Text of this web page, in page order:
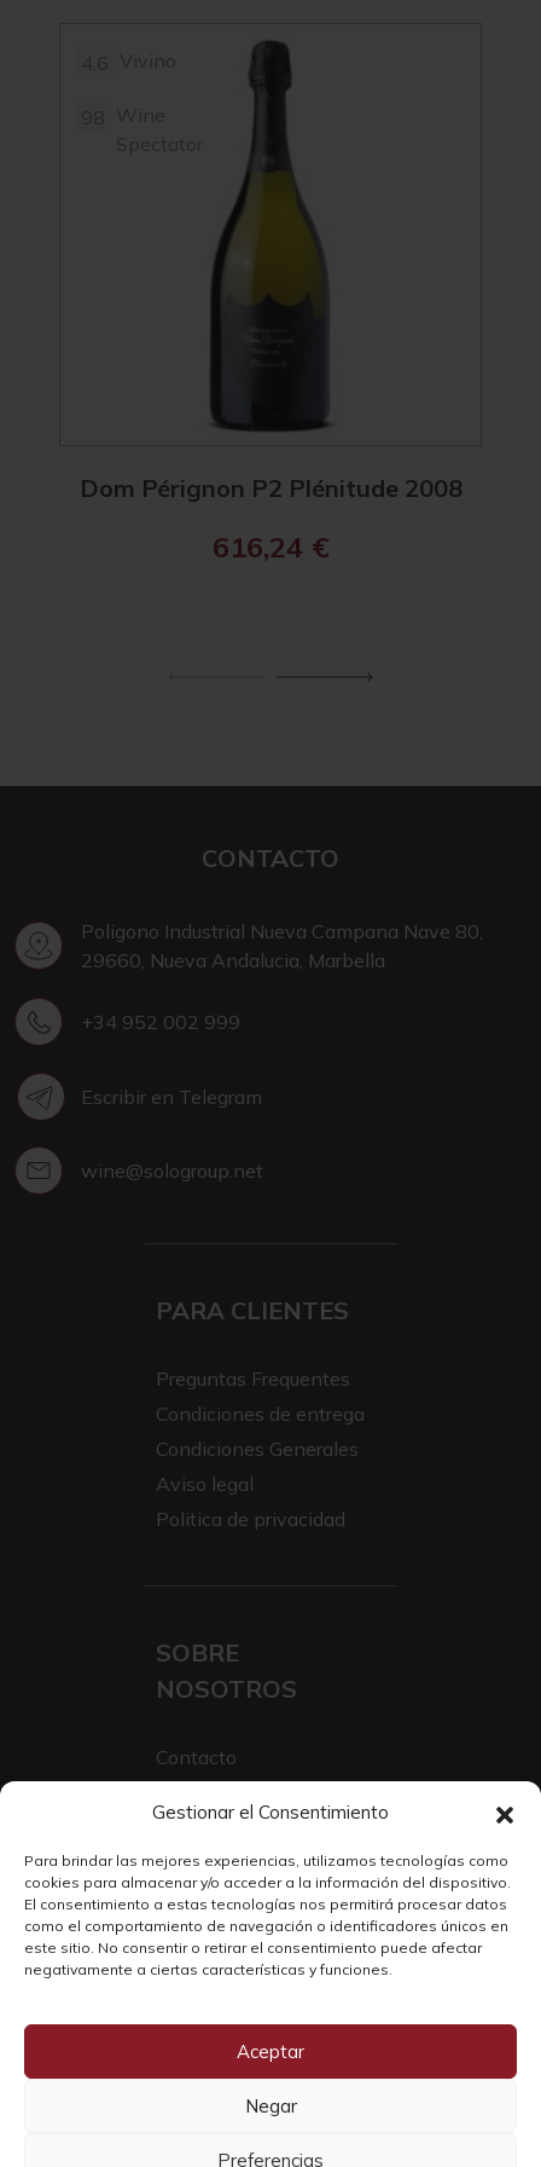
Gestionar el Consentimiento
Para brindar las mejores experiencias, utilizamos tecnologías como
cookies para almacenar y/o acceder a la información del dispositivo.
El consentimiento a estas tecnologías nos permitirá procesar datos
como el comportamiento de navegación o identificadores únicos en
este sitio. No consentir o retirar el consentimiento puede afectar
negativamente a ciertas características y funciones.
Aceptar
Negar
Preferencias
Vivino
Wine
Spectator
Dom Pérignon P2 Plénitude 2008
616,24 €
CONTACTO
Poligono Industrial Nueva Campana Nave 80,
29660, Nueva Andalucia, Marbella
+34 952 002 999
Escribir en Telegram
wine@sologroup.net
Copyright © 2026 SOLO WINE
PARA CLIENTES
Preguntas Frequentes
Condiciones de entrega
Condiciones Generales
Aviso legal
Politica de privacidad
SOBRE
NOSOTROS
Contacto